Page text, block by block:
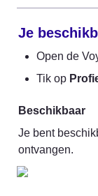
Je
Open de
Tik op
Beschikbaar
Je bent
ontvangen.